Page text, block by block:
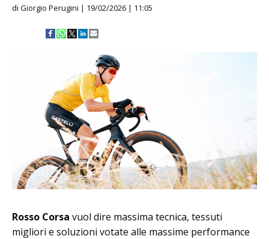
di Giorgio Perugini | 19/02/2026 | 11:05
Rosso Corsa vuol dire massima tecnica, tessuti
migliori e soluzioni votate alle massime performance